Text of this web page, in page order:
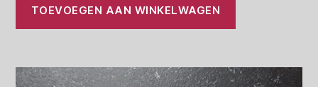
TOEVOEGEN AAN WINKELWAGEN